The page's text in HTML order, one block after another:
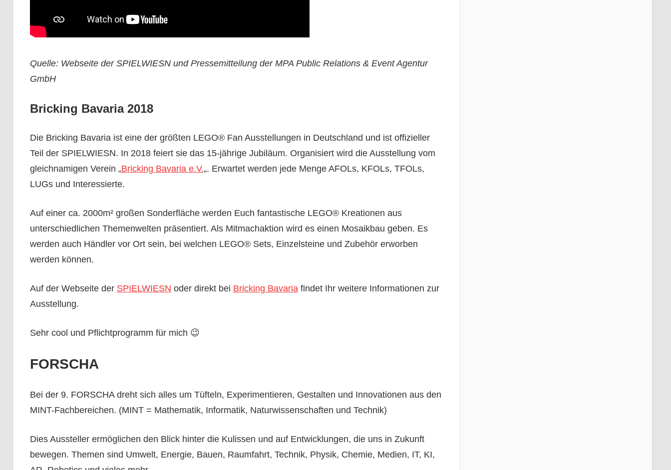
Quelle: Webseite der SPIELWIESN und Pressemitteilung der MPA Public Relations & Event Agentur
GmbH
Bricking Bavaria 2018
Die Bricking Bavaria ist eine der größten LEGO® Fan Ausstellungen in Deutschland und ist offizieller
Teil der SPIELWIESN. In 2018 feiert sie das 15-jährige Jubiläum. Organisiert wird die Ausstellung vom
gleichnamigen Verein „Bricking Bavaria e.V.„. Erwartet werden jede Menge AFOLs, KFOLs, TFOLs,
LUGs und Interessierte.
Auf einer ca. 2000m² großen Sonderfläche werden Euch fantastische LEGO® Kreationen aus
unterschiedlichen Themenwelten präsentiert. Als Mitmachaktion wird es einen Mosaikbau geben. Es
werden auch Händler vor Ort sein, bei welchen LEGO® Sets, Einzelsteine und Zubehör erworben
werden können.
Auf der Webseite der SPIELWIESN oder direkt bei Bricking Bavaria findet Ihr weitere Informationen zur
Ausstellung.
Sehr cool und Pflichtprogramm für mich 😉
FORSCHA
Bei der 9. FORSCHA dreht sich alles um Tüfteln, Experimentieren, Gestalten und Innovationen aus den
MINT-Fachbereichen. (MINT = Mathematik, Informatik, Naturwissenschaften und Technik)
Dies Aussteller ermöglichen den Blick hinter die Kulissen und auf Entwicklungen, die uns in Zukunft
bewegen. Themen sind Umwelt, Energie, Bauen, Raumfahrt, Technik, Physik, Chemie, Medien, IT, KI,